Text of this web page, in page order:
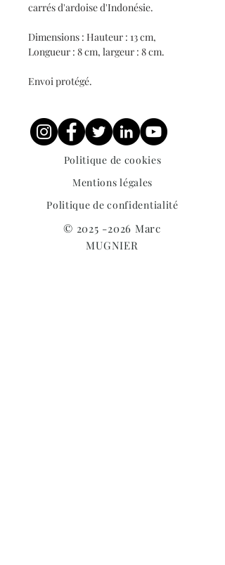
carrés d'ardoise d'Indonésie.
Dimensions : Hauteur : 13 cm,
Longueur : 8 cm, largeur : 8 cm.
Envoi protégé.
Politique de cookies
Mentions légales
Politique de confidentialité
© 2025 -2026 Marc
MUGNIER